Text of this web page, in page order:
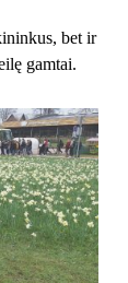
bet ir
gamtai.